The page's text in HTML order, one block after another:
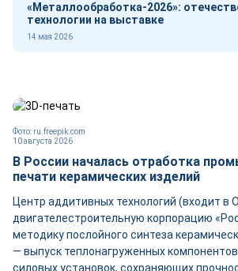
«Металлообработка-2026»:
технологии на выставке
14 мая 2026
10 августа 2026
Фото: ru.freepik.com
В России началась отработка
печати керамических изделий
Центр аддитивных технологий (входит в
двигателестроительную корпорацию
методику послойного синтеза
— выпуск теплонагруженных
силовых установок, сохраняющих